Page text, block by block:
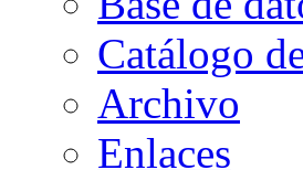
Catálogo
Archivo
Enlaces